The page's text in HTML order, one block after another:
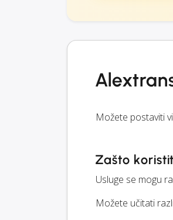
Možete postaviti
Zašto
Usluge se mogu
Možete učitati